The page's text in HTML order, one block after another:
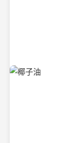
清凉解渴的椰子水